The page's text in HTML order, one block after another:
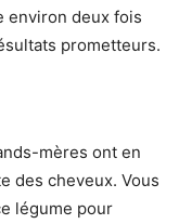
environ deux fois
prometteurs.
mères ont en
des cheveux. Vous
légume pour